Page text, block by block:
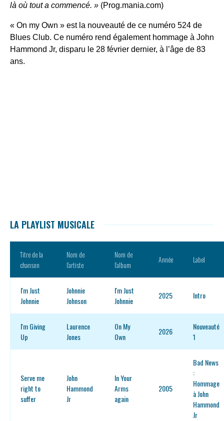
là où tout a commencé. » (Prog.mania.com)
« On my Own » est la nouveauté de ce numéro 524 de
Blues Club. Ce numéro rend également hommage à John
Hammond Jr, disparu le 28 février dernier, à l’âge de 83
ans.
LA PLAYLIST MUSICALE
Titre de la
chanson
Nom de
l’artiste
Nom de
l’album
Année Label
I'm Just
Johnnie
Johnnie
Johnson
I'm Just
Johnnie
2025 Intro
I'm Giving
Up
Laurence
Jones
On My
Own
2026
Nouveauté
1
Serve me
right to
suffer
John
Hammond
Jr
In Your
Arms
again
2005
Bad News
:
Hommage
à John
Hammond
Jr